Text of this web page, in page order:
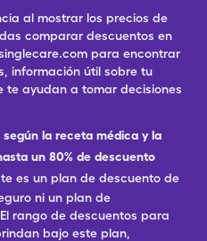
al mostrar los precios de
comparar descuentos en
para encontrar
información útil sobre tu
te ayudan a tomar decisiones
la receta médica y la
un 80% de descuento
es un plan de descuento de
ni un plan de
rango de descuentos para
bajo este plan,